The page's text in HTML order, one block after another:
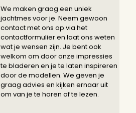
We maken graag een uniek
jachtmes voor je. Neem gewoon
contact met ons op via het
contactformulier en laat ons weten
wat je wensen zijn. Je bent ook
welkom om door onze impressies
te bladeren en je te laten inspireren
door de modellen. We geven je
graag advies en kijken ernaar uit
om van je te horen of te lezen.